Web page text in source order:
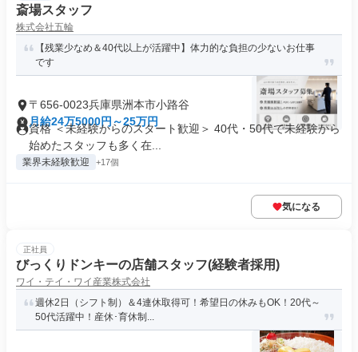
斎場スタッフ
株式会社五輪
【残業少なめ＆40代以上が活躍中】体力的な負担の少ないお仕事
です
〒656-0023兵庫県洲本市小路谷
月給24万5000円～25万円
資格 ＜未経験からのスタート歓迎＞ 40代・50代で未経験から
始めたスタッフも多く在...
業界未経験歓迎 +17個
気になる
正社員
びっくりドンキーの店舗スタッフ(経験者採用)
ワイ・テイ・ワイ産業株式会社
週休2日（シフト制）＆4連休取得可！希望日の休みもOK！20代～
50代活躍中！産休･育休制...